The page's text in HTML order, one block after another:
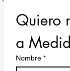
Quiero
a
Nombre *